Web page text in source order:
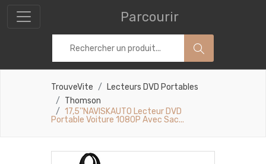
Parcourir
TrouveVite
Lecteurs DVD Portables
Thomson
17,5''NAVISKAUTO Lecteur DVD
Portable Voiture 1080P Avec Sac...